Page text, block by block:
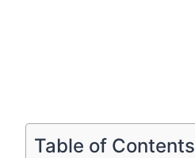
Table of Contents